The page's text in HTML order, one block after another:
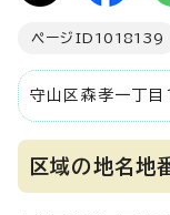
ページID 1018139
守山区森孝一丁
区域の地名地